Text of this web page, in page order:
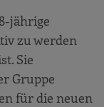
jährige
zu werden
Sie
Gruppe
für die neuen